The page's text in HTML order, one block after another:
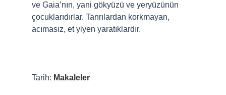
ve Gaia’nın, yani gökyüzü ve yeryüzünün
çocuklarıdırlar. Tanrılardan korkmayan,
acımasız, et yiyen yaratıklardır.
Tarih: Makaleler